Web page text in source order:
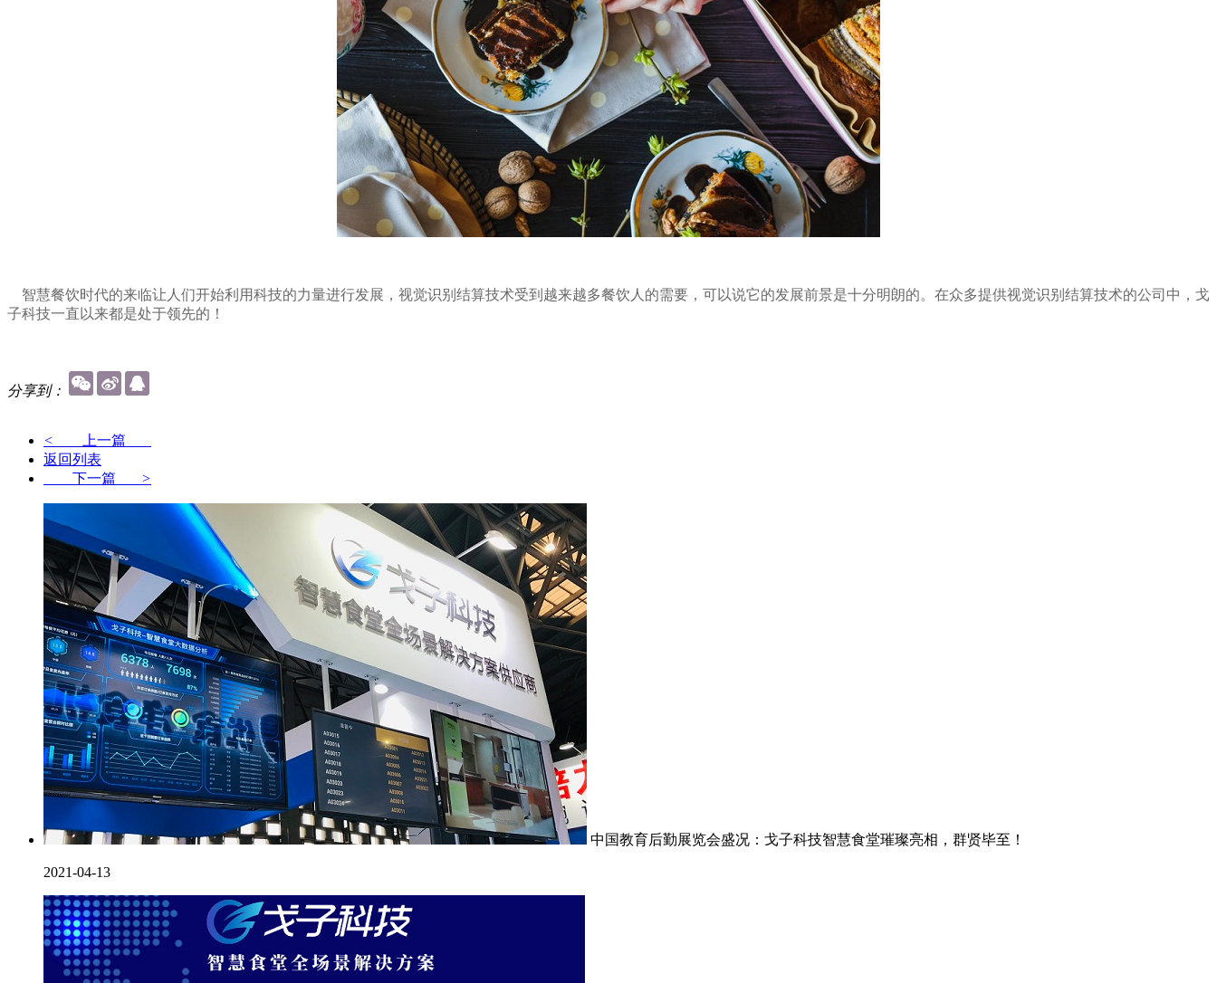
智慧餐饮时代的来临让人们开始利用科技的力量进行发展，视觉识别结算技术受到越来越多餐饮人的需要，可以说它的发展前景是十分明朗的。在众多提供视觉识别结算技术的公司中，戈
子科技一直以来都是处于领先的！
分享到：
< 上一篇
返回列表
下一篇 >
中国教育后勤展览会盛况：戈子科技智慧食堂璀璨亮相，群贤毕至！
2021-04-13